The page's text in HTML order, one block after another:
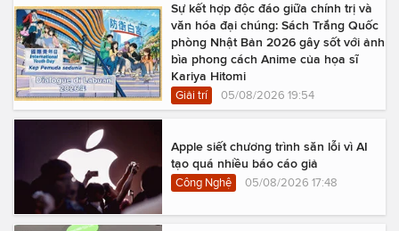
Sự kết hợp độc đáo giữa chính trị và
văn hóa đại chúng: Sách Trắng Quốc
phòng Nhật Bản 2026 gây sốt với ảnh
bìa phong cách Anime của họa sĩ
Kariya Hitomi
Giải trí 05/08/2026 19:54
Apple siết chương trình săn lỗi vì AI
tạo quá nhiều báo cáo giả
Công Nghệ 05/08/2026 17:48